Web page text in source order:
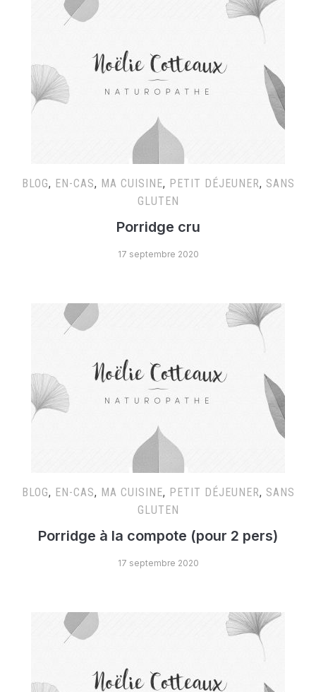
BLOG, EN-CAS, MA CUISINE, PETIT DÉJEUNER, SANS
GLUTEN
Porridge cru
17 septembre 2020
BLOG, EN-CAS, MA CUISINE, PETIT DÉJEUNER, SANS
GLUTEN
Porridge à la compote (pour 2 pers)
17 septembre 2020